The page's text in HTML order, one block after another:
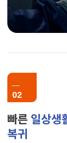
02
빠른 일상생
복귀